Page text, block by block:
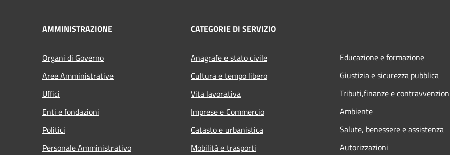
AMMINISTRAZIONE
Organi di Governo
Aree Amministrative
Uffici
Enti e fondazioni
Politici
Personale Amministrativo
CATEGORIE DI SERVIZIO
Anagrafe e stato civile
Cultura e tempo libero
Vita lavorativa
Imprese e Commercio
Catasto e urbanistica
Mobilità e trasporti
Educazione e formazione
Giustizia e sicurezza pubblica
Tributi,finanze e
Ambiente
Salute, benessere e assistenza
Autorizzazioni